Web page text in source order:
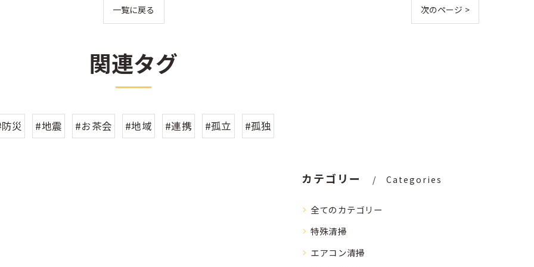
一覧に戻る 次のページ >
関連タグ
災 #地震 #お茶会 #地域 #連携 #孤立 #孤独
カテゴリー Categories
全てのカテゴリー
特殊清掃
エアコン清掃